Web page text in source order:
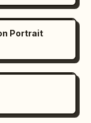
Portrait